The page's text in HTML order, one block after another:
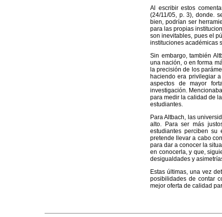
Al escribir estos
(24/11/05, p. 3), donde.
bien, podrían ser
para las propias
son inevitables, pues el
instituciones académicas
Sin embargo, también
una nación, o en forma
la precisión de los
haciendo era privilegiar
aspectos de mayor
investigación.
para medir la calidad de
estudiantes.
Para Altbach, las
alto. Para ser más
estudiantes perciben su
pretende llevar a cabo
para dar a conocer la
en conocerla, y que,
desigualdades y
Estas últimas, una vez
posibilidades de contar
mejor oferta de calidad